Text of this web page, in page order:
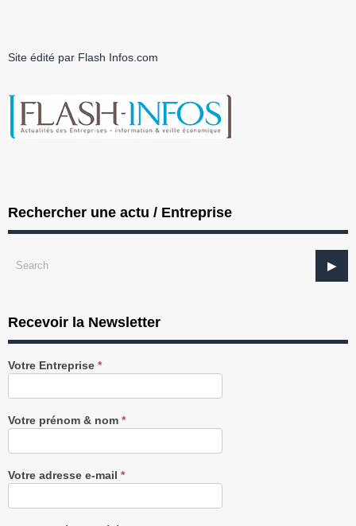
Site édité par Flash Infos.com
Rechercher une actu / Entreprise
Recevoir la Newsletter
Recevez
notre
gratuitement
Votre Entreprise *
Votre prénom & nom *
Votre adresse e-mail *